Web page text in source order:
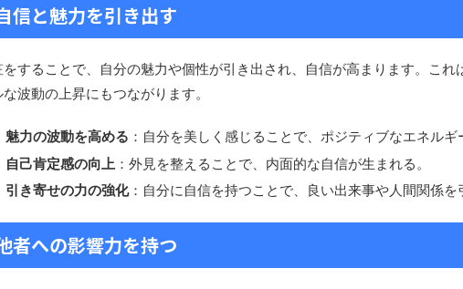
信と魅力を引き出す
をすることで、自分の魅力や個性が引き出され、自信が高まります。これ
な波動の上昇にもつながります。
魅力の波動を高める ：自分を美しく感じることで、ポジティブなエネルギ
自己肯定感の向上 ：外見を整えることで、内面的な自信が生まれる。
引き寄せの力の強化：自分に自信を持つことで、良い出来事や人間関係を
者への影響力を持つ